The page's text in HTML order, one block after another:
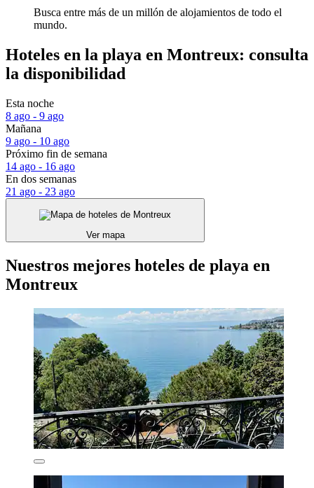
Busca entre más de un millón de alojamientos de todo el
mundo.
Hoteles en la playa en Montreux: consulta
la disponibilidad
Esta noche
8 ago - 9 ago
Mañana
9 ago - 10 ago
Próximo fin de semana
14 ago - 16 ago
En dos semanas
21 ago - 23 ago
Ver mapa
Nuestros mejores hoteles de playa en
Montreux